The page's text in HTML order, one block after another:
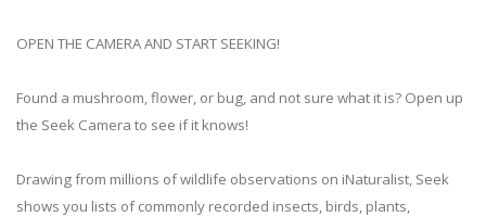
OPEN THE CAMERA AND START SEEKING!
Found a mushroom, flower, or bug, and not sure what it is? Open up
the Seek Camera to see if it knows!
Drawing from millions of wildlife observations on iNaturalist, Seek
shows you lists of commonly recorded insects, birds, plants,